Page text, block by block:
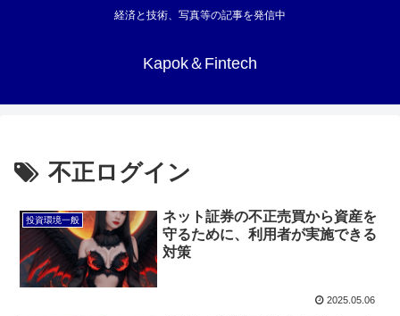
経済と技術、写真等の記事を発信中
Kapok＆Fintech
不正ログイン
投資環境一般
ネット証券の不正売買から資産を
守るために、利用者が実施できる
対策
2025.05.06